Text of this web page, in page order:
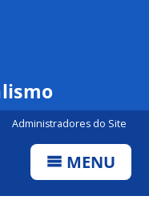
Administradores do Site
MENU